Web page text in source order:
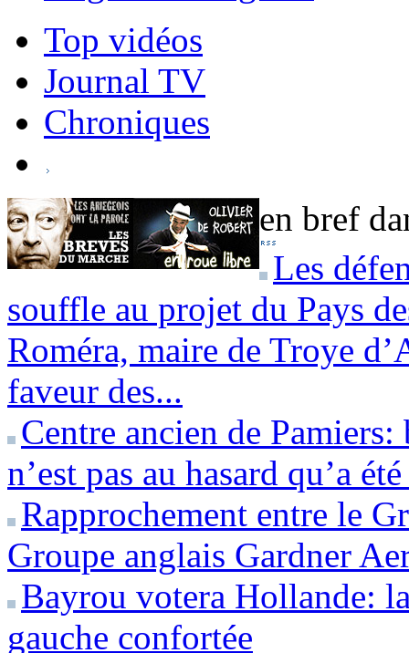
Top vidéos
Journal TV
Chroniques
en bref
Les
souffle au projet du Pays
Roméra, maire de Troye
faveur des...
Centre ancien de
n’est pas au hasard qu’a
Rapprochement entre le
Groupe anglais Gardner
Bayrou votera Hollande:
gauche confortée